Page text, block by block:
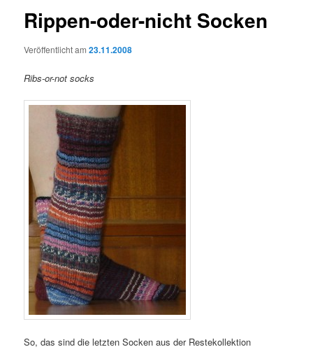
Rippen-oder-nicht Socken
Veröffentlicht am23.11.2008
Ribs-or-not socks
So, das sind die letzten Socken aus der Restekollektion